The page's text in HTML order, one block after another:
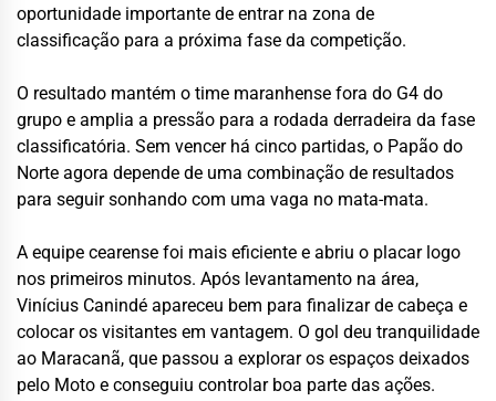
oportunidade importante de entrar na zona de
classificação para a próxima fase da competição.
O resultado mantém o time maranhense fora do G4 do
grupo e amplia a pressão para a rodada derradeira da fase
classificatória. Sem vencer há cinco partidas, o Papão do
Norte agora depende de uma combinação de resultados
para seguir sonhando com uma vaga no mata-mata.
A equipe cearense foi mais eficiente e abriu o placar logo
nos primeiros minutos. Após levantamento na área,
Vinícius Canindé apareceu bem para finalizar de cabeça e
colocar os visitantes em vantagem. O gol deu tranquilidade
ao Maracanã, que passou a explorar os espaços deixados
pelo Moto e conseguiu controlar boa parte das ações.